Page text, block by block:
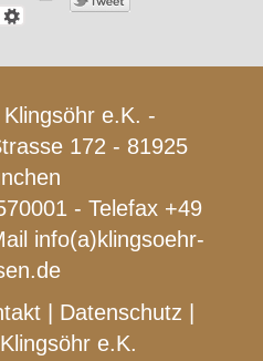
e.K. -
172 - 81925
- Telefax +49
info(a)klingsoehr-
Datenschutz
e.K.